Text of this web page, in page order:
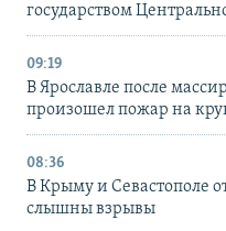
государством
09:19
В Ярославле после
произошел пожар на
08:36
В Крыму и Севастополе
слышны взрывы